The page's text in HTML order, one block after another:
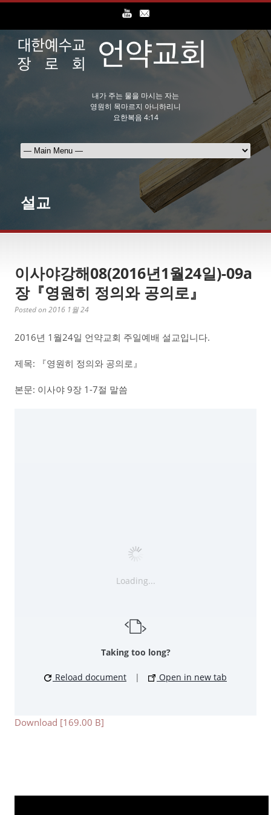
내가 주는 물을 마시는 자는
영원히 목마르지 아니하리니
요한복음 4:14
설교
이사야강해08(2016년1월24일)-09a
장『영원히 정의와 공의로』
Posted on 2016 1월 24
2016년 1월24일 언약교회 주일예배 설교입니다.
제목: 『영원히 정의와 공의로』
본문: 이사야 9장 1-7절 말씀
Loading...
Taking too long?
Reload document | Open in new tab
Download [169.00 B]